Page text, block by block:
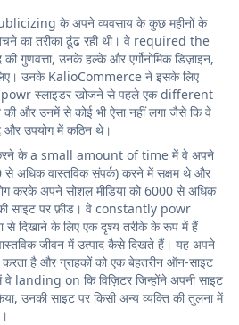
के अपने व्यवसाय के कुछ महीनों के
का तरीका ढूंढ रही थी। वे required the
गुणवत्ता, उनके हल्के और एर्गोनोमिक डिज़ाइन,
उनके KalioCommerce ने इसके लिए
powr स्लाइडर खोजने से पहले एक different
और उनमें से कोई भी ऐसा नहीं लगा जैसे कि वे
और उपयोग में कठिन थे।
करने के a small amount of time में वे अपने
अधिक वास्तविक संपर्क) करने में सक्षम थे और
करके अपने सोशल मीडिया को 6000 से अधिक
साइट पर फ़ीड। वे constantly powr
से दिखाने के लिए एक दृश्य तरीके के रूप में हैं
जीवन में उत्पाद कैसे दिखते हैं। यह अपने
करता है और ग्राहकों को एक बेहतरीन ऑन-साइट
landing on कि विज़िटर जिन्होंने अपनी साइट
उनकी साइट पर किसी अन्य व्यक्ति की तुलना में